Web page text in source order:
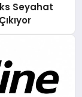
Seyahat